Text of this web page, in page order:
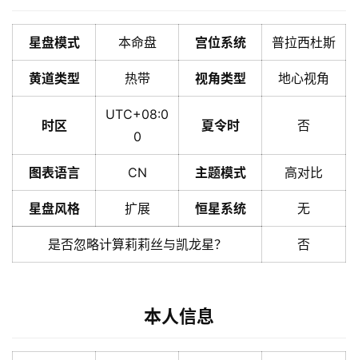
星盘模式 本命盘 宫位系统 普拉西杜斯
黄道类型 热带 视角类型 地心视角
时区
UTC+08:0
0
夏令时 否
图表语言 CN 主题模式 高对比
星盘风格 扩展 恒星系统 无
是否忽略计算莉莉丝与凯龙星？ 否
本人信息